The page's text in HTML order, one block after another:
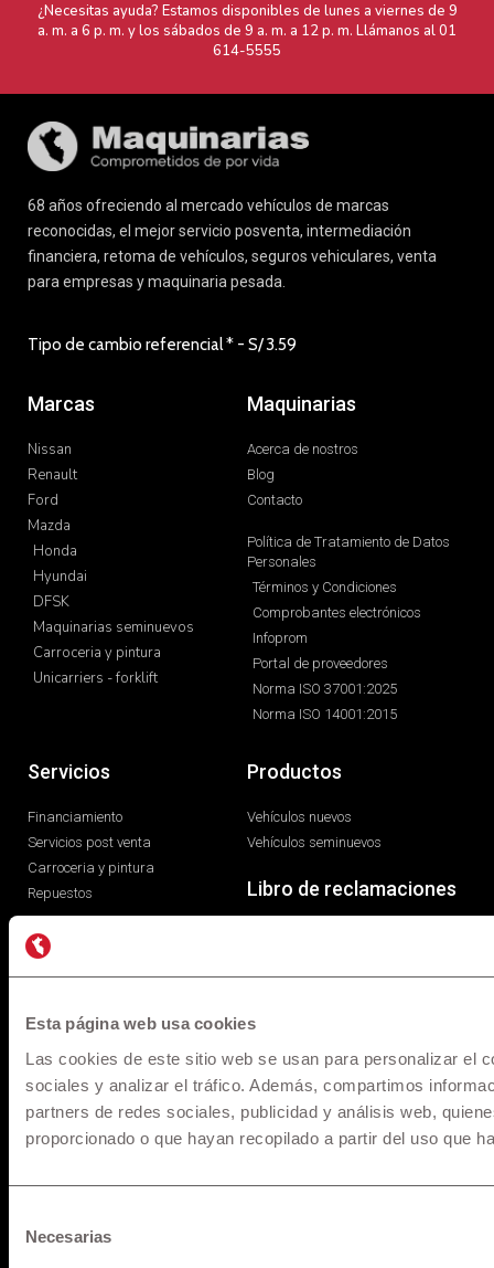
Esta página web usa cookies
Las cookies de este sitio web se usan para personalizar el
sociales y analizar el tráfico. Además, compartimos
partners de redes sociales, publicidad y análisis web,
proporcionado o que hayan recopilado a partir del uso que
Necesarias
¿Necesitas ayuda? Estamos disponibles de lunes a viernes de 9
a. m. a 6 p. m. y los sábados de 9 a. m. a 12 p. m. Llámanos al01
614-5555
68 años ofreciendo al mercado vehículos de marcas
reconocidas, el mejor servicio posventa, intermediación
financiera, retoma de vehículos, seguros vehiculares, venta
para empresas y maquinaria pesada.
Tipo de cambio referencial * - S/3.59
Marcas
Nissan
Renault
Ford
Mazda
Honda
Hyundai
DFSK
Maquinarias seminuevos
Carroceria y pintura
Unicarriers - forklift
Maquinarias
Acerca de nostros
Blog
Contacto
Política de Tratamiento de Datos
Personales
Términos y Condiciones
Comprobantes electrónicos
Infoprom
Portal de proveedores
Norma ISO 37001:2025
Norma ISO 14001:2015
Servicios
Financiamiento
Servicios post venta
Carroceria y pintura
Repuestos
Productos
Vehículos nuevos
Vehículos seminuevos
Libro de reclamaciones
* Los precios y versiones de los modelos mostrados en
momento de la publicación y son referenciales, los cuales
precios incluyen IGV y pueden sufrir cambios o variaciones al